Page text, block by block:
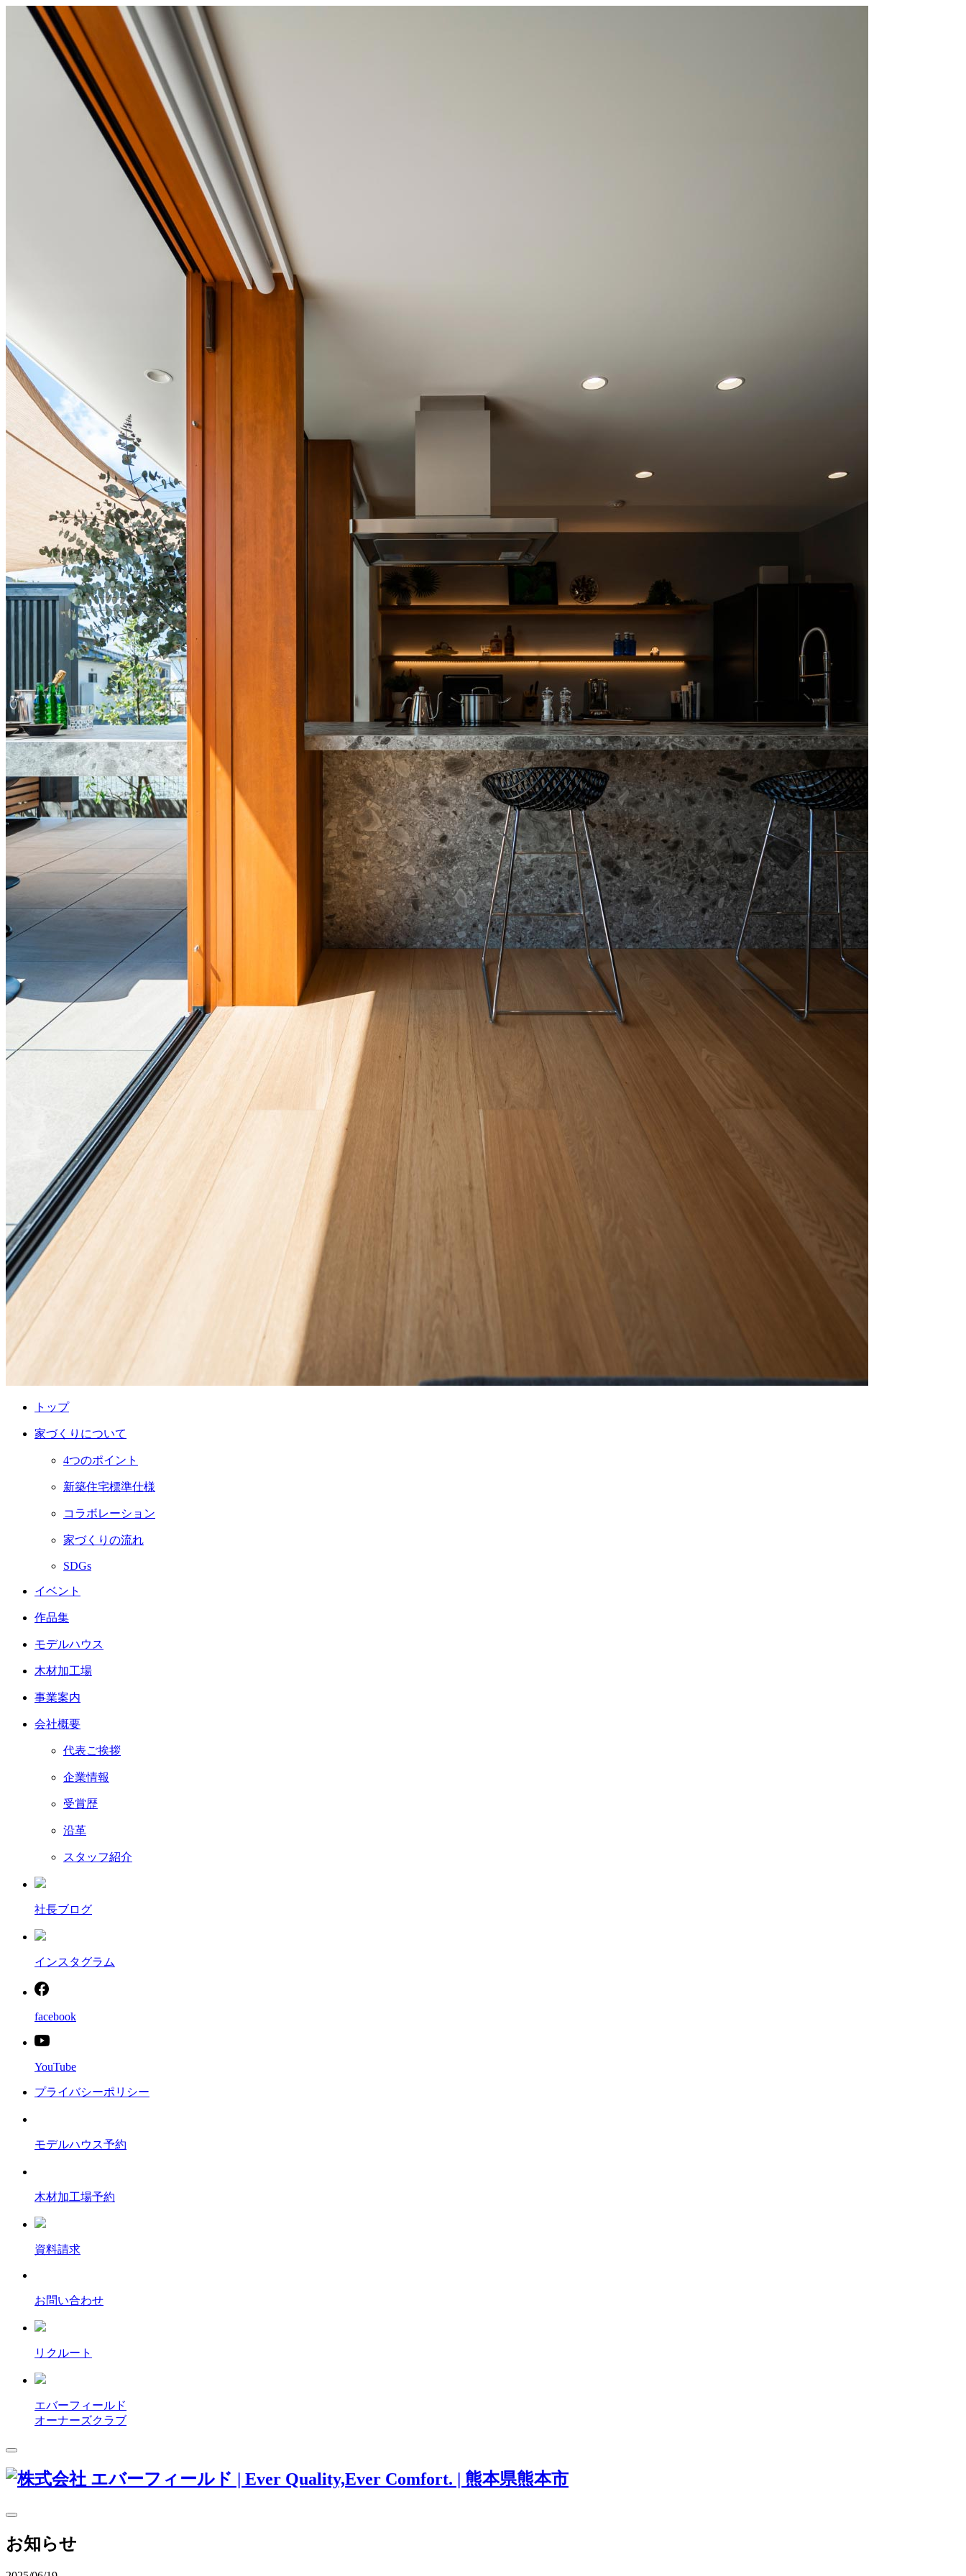
トップ
家づくりについて
4つのポイント
新築住宅標準仕様
コラボレーション
家づくりの流れ
SDGs
イベント
作品集
モデルハウス
木材加工場
事業案内
会社概要
代表ご挨拶
企業情報
受賞歴
沿革
スタッフ紹介
社長ブログ
インスタグラム
facebook
YouTube
プライバシーポリシー
モデルハウス予約
木材加工場予約
資料請求
お問い合わせ
リクルート
エバーフィールド
オーナーズクラブ
お知らせ